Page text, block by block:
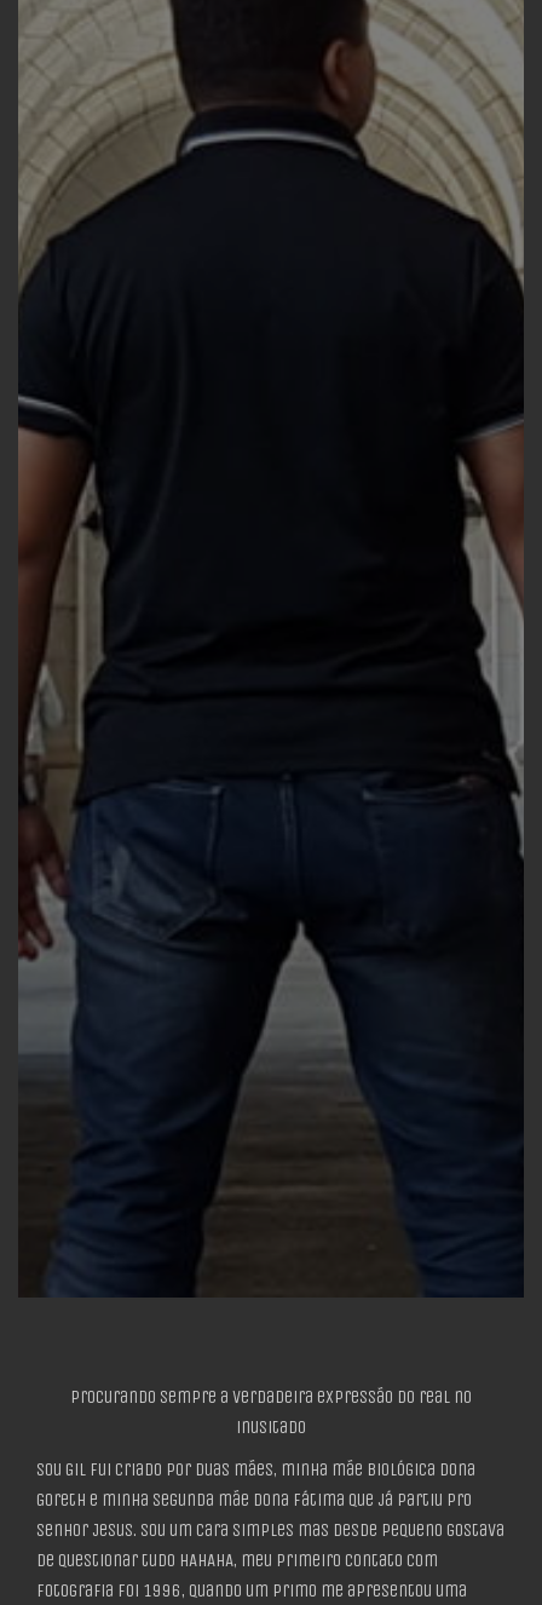
Procurando sempre a verdadeira expressão do real no
inusitado
Sou Gil fui criado por duas mães, minha mãe biológica Dona
Goreth e minha segunda mãe dona Fátima que já partiu pro
Senhor Jesus. Sou um cara simples mas desde pequeno gostava
de questionar tudo HAHAHA, meu primeiro contato com
fotografia foi 1996, quando um primo me apresentou uma